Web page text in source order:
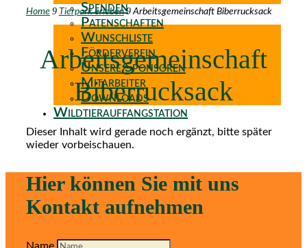
Spenden
Patenschaften
Wunschliste
Förderverein
Unsere Sponsoren
Mitarbeiter
Downloads
Wildtierauffangstation
Home 9 Tierpark erleben 9 Arbeitsgemeinschaft Biberrucksack
Arbeitsgemeinschaft
Biberrucksack
Dieser Inhalt wird gerade noch ergänzt, bitte später
wieder vorbeischauen.
Hier können Sie mit uns
Kontakt aufnehmen
Name